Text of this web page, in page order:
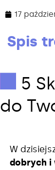
17
Spis
5
do
W
dobrych i